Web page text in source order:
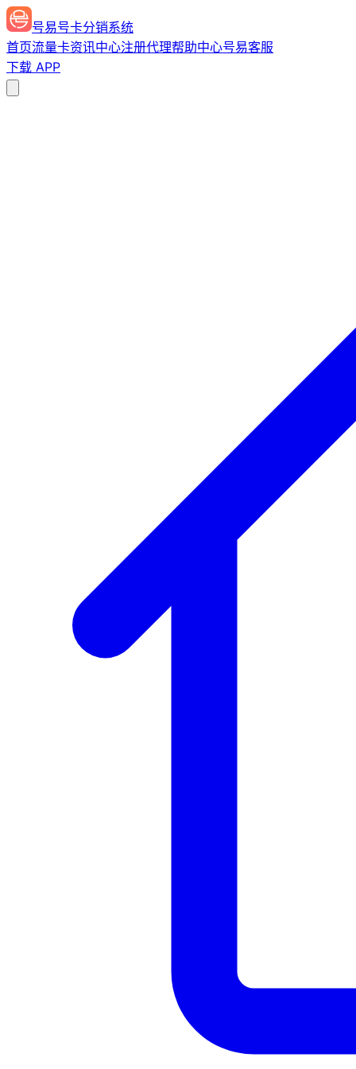
号易号卡分销系统
首页流量卡资讯中心注册代理帮助中心号易客服
下载 APP